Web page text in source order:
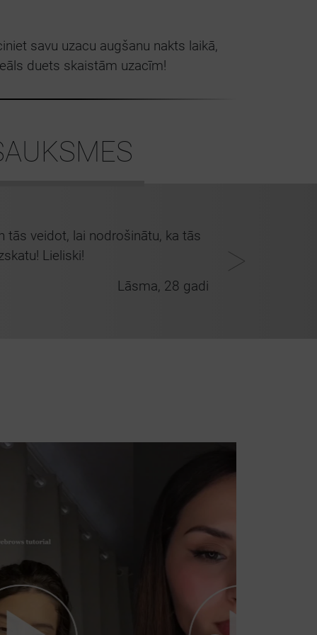
savu uzacu augšanu nakts laikā,
duets skaistām uzacīm!
tās veidot, lai nodrošinātu, ka tās
Lieliski!
Lāsma, 28 gadi